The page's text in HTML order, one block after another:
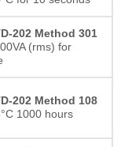
202 Method 301
(rms) for
202 Method 108
1000 hours